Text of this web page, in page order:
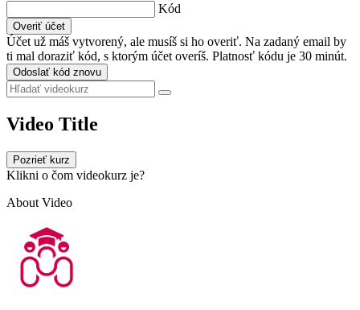
Kód
Overiť účet
Účet už máš vytvorený, ale musíš si ho overiť. Na zadaný email by
ti mal doraziť kód, s ktorým účet overíš. Platnosť kódu je 30 minút.
Odoslať kód znovu
Video Title
Pozrieť kurz
Klikni o čom videokurz je?
About Video